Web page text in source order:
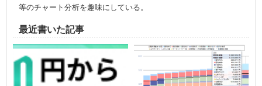
等のチャート分析を趣味にしている。
最近書いた記事